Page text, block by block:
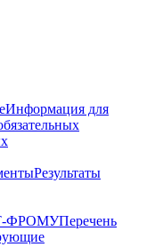
Информация для
Результаты
ФРОМУПеречень